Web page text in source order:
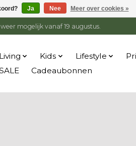
mogelijk vanaf 19 augustus.
Kids Lifestyle
Cadeaubonnen
Ja Nee Meer over cookies »